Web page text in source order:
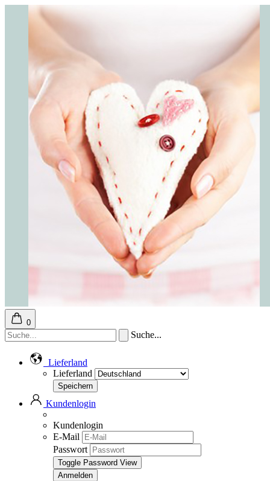
0
Suche...
Lieferland
Lieferland
Kundenlogin
Kundenlogin
E-Mail
Passwort
Toggle Password View